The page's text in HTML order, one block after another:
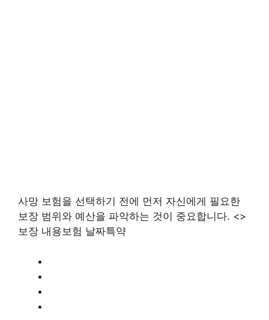
사망 보험을 선택하기 전에 먼저 자신에게 필요한
보장 범위와 예산을 파악하는 것이 중요합니다. <>
보장 내용보험 날짜특약